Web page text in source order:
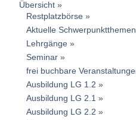
Übersicht
Restplatzbörse
Aktuelle Schwerpunktthemen
Lehrgänge
Seminar
frei buchbare
Ausbildung LG 1.2
Ausbildung LG 2.1
Ausbildung LG 2.2